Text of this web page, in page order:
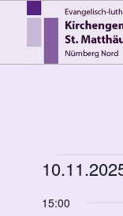
für
wählen.
15:00